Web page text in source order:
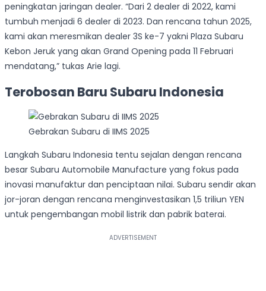
peningkatan jaringan dealer. “Dari 2 dealer di 2022, kami
tumbuh menjadi 6 dealer di 2023. Dan rencana tahun 2025,
kami akan meresmikan dealer 3S ke-7 yakni Plaza Subaru
Kebon Jeruk yang akan Grand Opening pada 11 Februari
mendatang,” tukas Arie lagi.
Terobosan Baru Subaru Indonesia
Gebrakan Subaru di IIMS 2025
Langkah Subaru Indonesia tentu sejalan dengan rencana
besar Subaru Automobile Manufacture yang fokus pada
inovasi manufaktur dan penciptaan nilai. Subaru sendir akan
jor-joran dengan rencana menginvestasikan 1,5 triliun YEN
untuk pengembangan mobil listrik dan pabrik baterai.